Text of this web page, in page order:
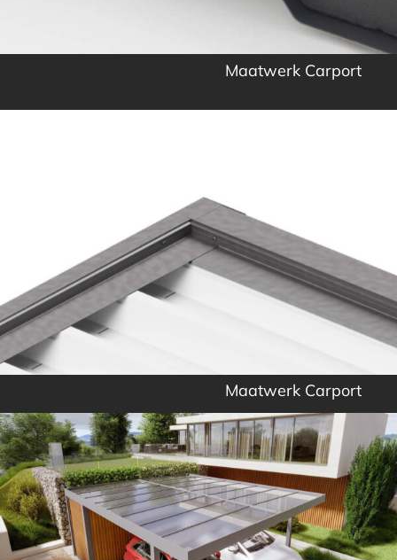
Maatwerk Carport
Maatwerk Carport